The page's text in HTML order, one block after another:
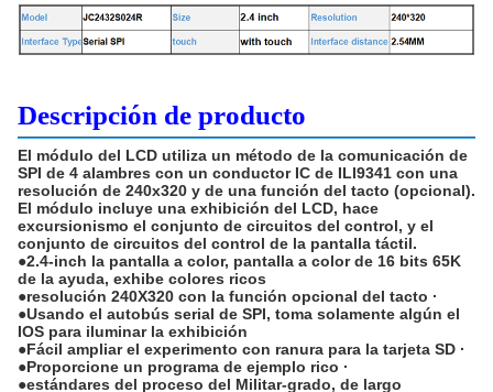
Descripción de producto
El módulo del LCD utiliza un método de la comunicación de
SPI de 4 alambres con un conductor IC de ILI9341 con una
resolución de 240x320 y de una función del tacto (opcional).
El módulo incluye una exhibición del LCD, hace
excursionismo el conjunto de circuitos del control, y el
conjunto de circuitos del control de la pantalla táctil.
●2.4-inch la pantalla a color, pantalla a color de 16 bits 65K
de la ayuda, exhibe colores ricos
●resolución 240X320 con la función opcional del tacto ·
●Usando el autobús serial de SPI, toma solamente algún el
IOS para iluminar la exhibición
●Fácil ampliar el experimento con ranura para la tarjeta SD ·
●Proporcione un programa de ejemplo rico ·
●estándares del proceso del Militar-grado, de largo